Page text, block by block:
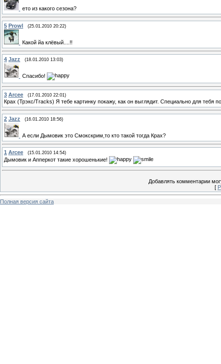
ето из какого сезона?
5 Prowl (25.01.2010 20:22)
Какой йа клёвый....!!
4 Jazz (18.01.2010 13:03)
Спасибо!
3 Arcee (17.01.2010 22:01)
Крах (Трэкс/Tracks) Я тебе картинку покажу, как он выглядит. Специально для тебя
2 Jazz (16.01.2010 18:56)
А если Дымовик это Смокскрим,то кто такой тогда Крах?
1 Arcee (15.01.2010 14:54)
Дымовик и Апперкот такие хорошенькие!
Добавлять комментарии
[
Полная версия сайта